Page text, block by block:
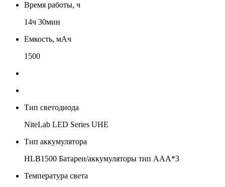
Время работы, ч
14ч 30мин
Емкость, мАч
1500
Тип светодиода
NiteLab LED Series UHE
Тип аккумулятора
HLB1500 Батареи/аккумуляторы тип AAA*3
Температура света